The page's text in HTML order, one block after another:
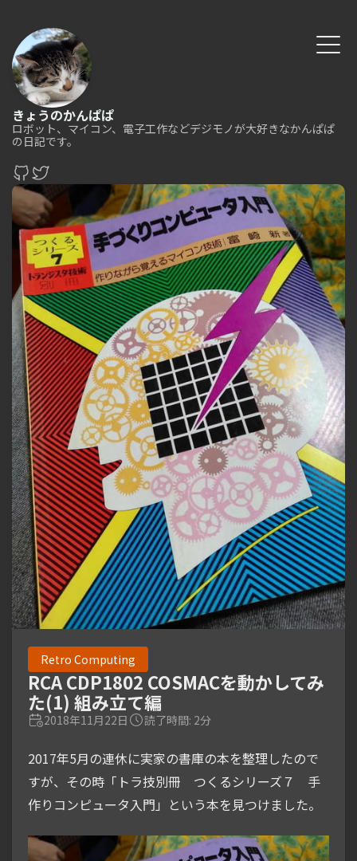
きょうのかんぱぱ
ロボット、マイコン、電子工作などデジモノが大好きなかんぱぱ
の日記です。
Retro Computing
RCA CDP1802 COSMACを動かしてみ
た(1) 組み立て編
2018年11月22日 読了時間: 2分
2017年5月の連休に実家の書庫の本を整理したので
すが、その時「トラ技別冊 つくるシリーズ７ 手
作りコンピュータ入門」という本を見つけました。